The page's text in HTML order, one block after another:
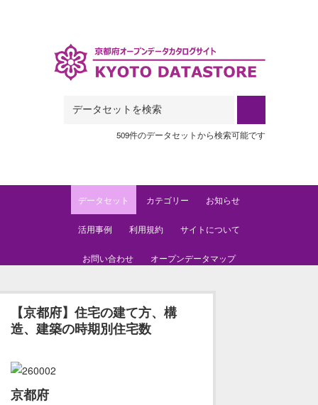
509件のデータセットから検索可能です
データセット カテゴリー お知らせ
活用事例 利用規約 サイトについて
お問い合わせ オープンデータマップ
【京都府】住宅の建て方、構
造、建築の時期別住宅数
京都府